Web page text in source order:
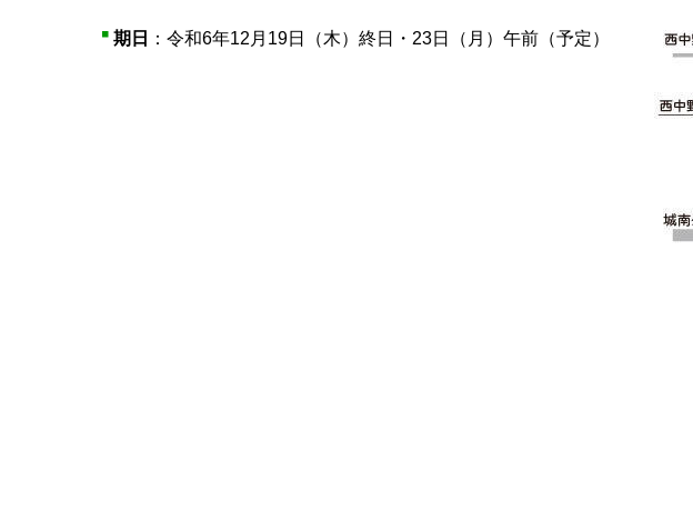
期日 ：令和6年12月19日（木）終日・23日（月）午前（予定）